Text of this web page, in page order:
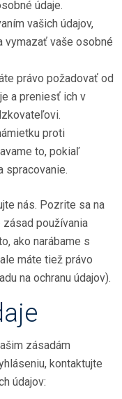
údaje.
vašich údajov,
vymazať vaše osobné
právo požadovať od
a preniesť ich v
proti
to, pokiaľ
spracovanie.
nás. Pozrite sa na
používania
ako narábame s
máte tiež právo
na ochranu údajov).
zásadám
kontaktujte
údajov: